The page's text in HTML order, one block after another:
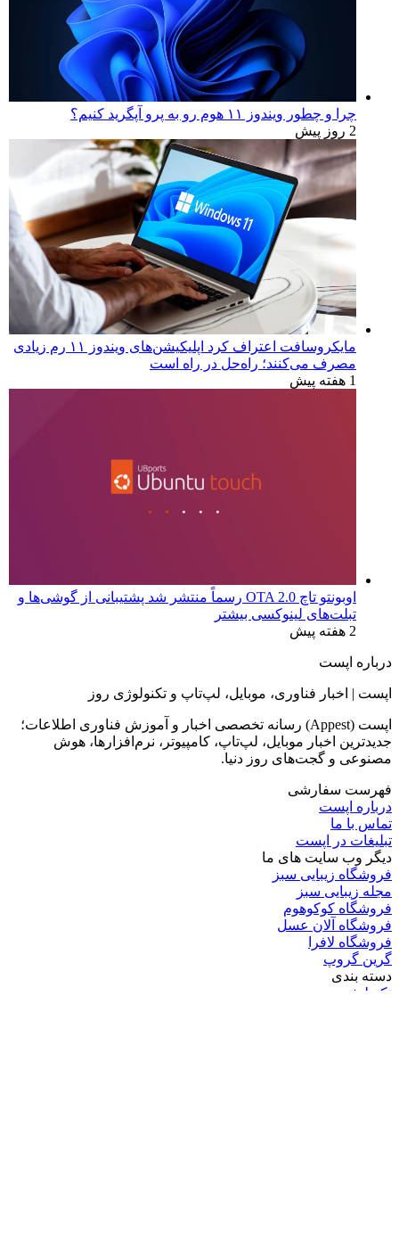
چرا و چطور ویندوز ۱۱ هوم رو به پرو آپگرید کنیم؟
2 روز پیش
مایکروسافت اعتراف کرد اپلیکیشن‌های ویندوز ۱۱ رم زیادی
مصرف می‌کنند؛ راه‌حل در راه است
1 هفته پیش
اوبونتو تاچ OTA 2.0 رسماً منتشر شد پشتیبانی از گوشی‌ها و
تبلت‌های لینوکسی بیشتر
2 هفته پیش
درباره اپست
اپست | اخبار فناوری، موبایل، لپ‌تاپ و تکنولوژی روز
اپست (Appest) رسانه تخصصی اخبار و آموزش فناوری اطلاعات؛
جدیدترین اخبار موبایل، لپ‌تاپ، کامپیوتر، نرم‌افزارها، هوش
مصنوعی و گجت‌های روز دنیا.
فهرست سفارشی
درباره اپست
تماس با ما
تبلیغات در اپست
دیگر وب سایت های ما
فروشگاه زیبایی سبز
مجله زیبایی سبز
فروشگاه کوکوهوم
فروشگاه آلان عسل
فروشگاه لافرا
گرین گروپ
دسته بندی
تکنولوژی